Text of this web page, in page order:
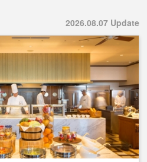
2026.08.07 Update